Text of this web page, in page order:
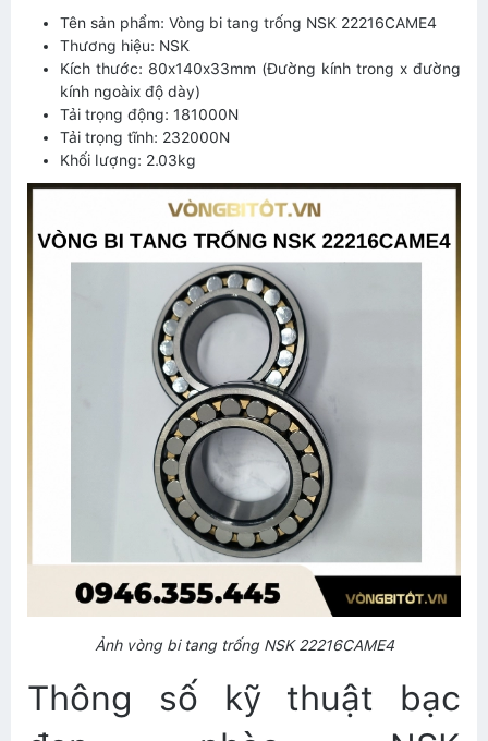
Tên sản phẩm: Vòng bi tang trống NSK 22216CAME4
Thương hiệu: NSK
Kích thước: 80x140x33mm (Đường kính trong x đường
kính ngoàix độ dày)
Tải trọng động: 181000N
Tải trọng tĩnh: 232000N
Khối lượng: 2.03kg
Ảnh vòng bi tang trống NSK 22216CAME4
Thông số kỹ thuật bạc